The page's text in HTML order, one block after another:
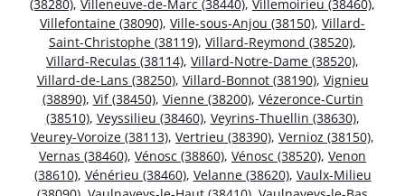
(38280), Villeneuve-de-Marc (38440), Villemoirieu (38460),
Villefontaine (38090), Ville-sous-Anjou (38150), Villard-
Saint-Christophe (38119), Villard-Reymond (38520),
Villard-Reculas (38114), Villard-Notre-Dame (38520),
Villard-de-Lans (38250), Villard-Bonnot (38190), Vignieu
(38890), Vif (38450), Vienne (38200), Vézeronce-Curtin
(38510), Veyssilieu (38460), Veyrins-Thuellin (38630),
Veurey-Voroize (38113), Vertrieu (38390), Vernioz (38150),
Vernas (38460), Vénosc (38860), Vénosc (38520), Venon
(38610), Vénérieu (38460), Velanne (38620), Vaulx-Milieu